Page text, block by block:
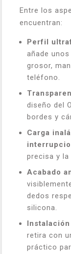
Entre los
encuentran:
Perfil
añade
grosor,
teléfono.
diseño del
bordes y
Carga
precisa y
Acabado
dedos
silicona.
retira con
práctico